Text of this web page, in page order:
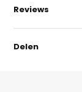
Reviews
Delen